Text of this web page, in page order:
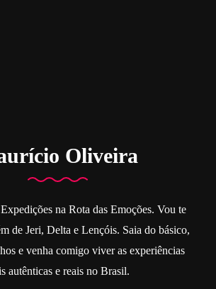
Oliveira
na Rota das Emoções. Vou te
de Jeri, Delta e Lençóis. Saia do básico,
e venha comigo viver as experiências
autênticas e reais no Brasil.